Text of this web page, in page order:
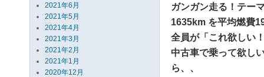
2021年6月
2021年5月
2021年4月
2021年3月
2021年2月
2021年1月
2020年12月
ガンガン走る！テー
1635km を平均燃費
全員が「これ欲しい
中古車で乗って欲し
ら、、